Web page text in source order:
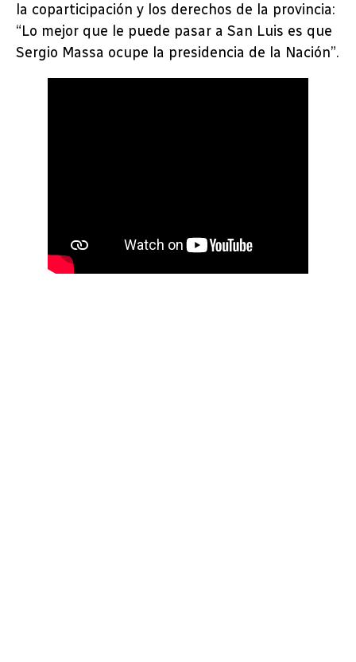
la coparticipación y los derechos de la provincia:
“Lo mejor que le puede pasar a San Luis es que
Sergio Massa ocupe la presidencia de la Nación”.